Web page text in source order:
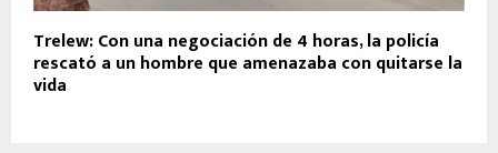
Trelew: Con una negociación de 4 horas, la policía
rescató a un hombre que amenazaba con quitarse la
vida